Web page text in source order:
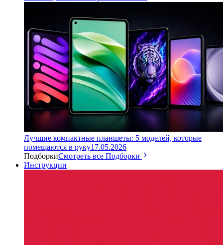
Лучшие компактные планшеты: 5 моделей, которые
помещаются в руку17.05.2026
ПодборкиСмотреть все Подборки
Инструкции